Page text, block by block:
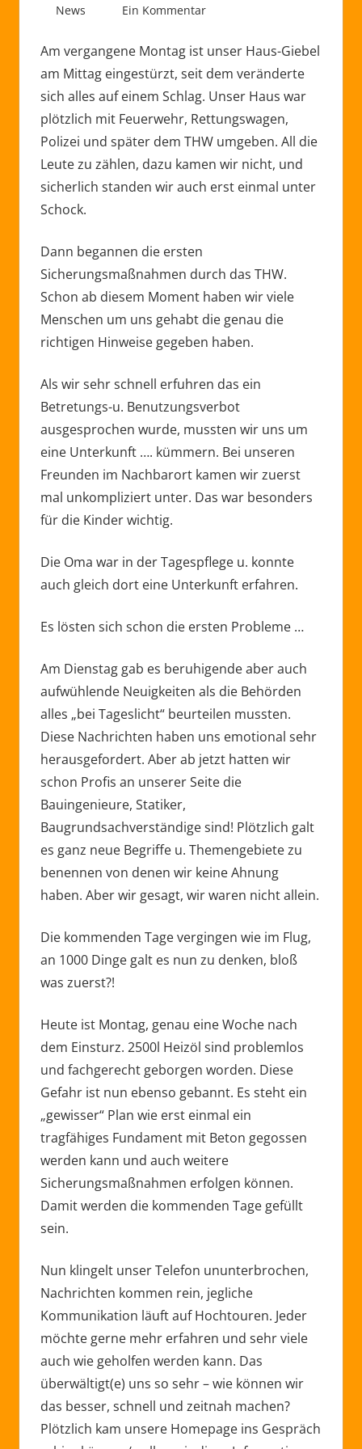
08/03/2021
admin
News Ein Kommentar
Am vergangene Montag ist unser Haus-Giebel
am Mittag eingestürzt, seit dem veränderte
sich alles auf einem Schlag. Unser Haus war
plötzlich mit Feuerwehr, Rettungswagen,
Polizei und später dem THW umgeben. All die
Leute zu zählen, dazu kamen wir nicht, und
sicherlich standen wir auch erst einmal unter
Schock.
Dann begannen die ersten
Sicherungsmaßnahmen durch das THW.
Schon ab diesem Moment haben wir viele
Menschen um uns gehabt die genau die
richtigen Hinweise gegeben haben.
Als wir sehr schnell erfuhren das ein
Betretungs-u. Benutzungsverbot
ausgesprochen wurde, mussten wir uns um
eine Unterkunft …. kümmern. Bei unseren
Freunden im Nachbarort kamen wir zuerst
mal unkompliziert unter. Das war besonders
für die Kinder wichtig.
Die Oma war in der Tagespflege u. konnte
auch gleich dort eine Unterkunft erfahren.
Es lösten sich schon die ersten Probleme …
Am Dienstag gab es beruhigende aber auch
aufwühlende Neuigkeiten als die Behörden
alles „bei Tageslicht“ beurteilen mussten.
Diese Nachrichten haben uns emotional sehr
herausgefordert. Aber ab jetzt hatten wir
schon Profis an unserer Seite die
Bauingenieure, Statiker,
Baugrundsachverständige sind! Plötzlich galt
es ganz neue Begriffe u. Themengebiete zu
benennen von denen wir keine Ahnung
haben. Aber wir gesagt, wir waren nicht allein.
Die kommenden Tage vergingen wie im Flug,
an 1000 Dinge galt es nun zu denken, bloß
was zuerst?!
Heute ist Montag, genau eine Woche nach
dem Einsturz. 2500l Heizöl sind problemlos
und fachgerecht geborgen worden. Diese
Gefahr ist nun ebenso gebannt. Es steht ein
„gewisser“ Plan wie erst einmal ein
tragfähiges Fundament mit Beton gegossen
werden kann und auch weitere
Sicherungsmaßnahmen erfolgen können.
Damit werden die kommenden Tage gefüllt
sein.
Nun klingelt unser Telefon ununterbrochen,
Nachrichten kommen rein, jegliche
Kommunikation läuft auf Hochtouren. Jeder
möchte gerne mehr erfahren und sehr viele
auch wie geholfen werden kann. Das
überwältigt(e) uns so sehr – wie können wir
das besser, schnell und zeitnah machen?
Plötzlich kam unsere Homepage ins Gespräch